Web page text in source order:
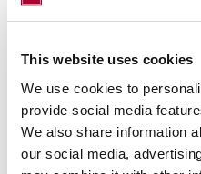
This website uses cookies
We use cookies to
provide social media
We also share information
our social media,
byggde han i sin roll
Dessförinnan
executive för ett
London och Paris.
karriär inom General
arbetade i olika